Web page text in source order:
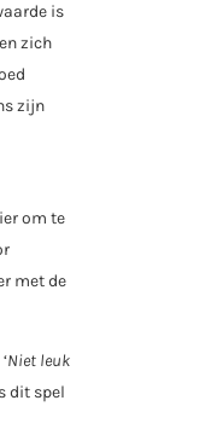
is
zich
zijn
om te
met de
Niet leuk
dit spel